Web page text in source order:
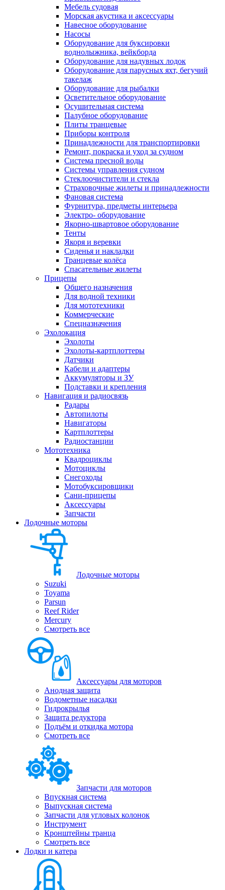
Мебель судовая
Морская акустика и аксессуары
Навесное оборудование
Насосы
Оборудование для буксировки
воднолыжника, вейкборда
Оборудование для надувных лодок
Оборудование для парусных яхт, бегучий
такелаж
Оборудование для рыбалки
Осветительное оборудование
Осушительная система
Палубное оборудование
Плиты транцевые
Приборы контроля
Принадлежности для транспортировки
Ремонт, покраска и уход за судном
Система пресной воды
Системы управления судном
Стеклоочистители и стекла
Страховочные жилеты и принадлежности
Фановая система
Фурнитура, предметы интерьера
Электро- оборудование
Якорно-швартовое оборудование
Тенты
Якоря и веревки
Сиденья и накладки
Транцевые колёса
Спасательные жилеты
Прицепы
Общего назначения
Для водной техники
Для мототехники
Коммерческие
Спецназначения
Эхолокация
Эхолоты
Эхолоты-картплоттеры
Датчики
Кабели и адаптеры
Аккумуляторы и ЗУ
Подставки и крепления
Навигация и радиосвязь
Радары
Автопилоты
Навигаторы
Картплоттеры
Радиостанции
Мототехника
Квадроциклы
Мотоциклы
Снегоходы
Мотобуксировщики
Сани-прицепы
Аксессуары
Запчасти
Лодочные моторы
Лодочные моторы
Suzuki
Toyama
Parsun
Reef Rider
Mercury
Смотреть все
Аксессуары для моторов
Анодная защита
Водометные насадки
Гидрокрылья
Защита редуктора
Подъём и откидка мотора
Смотреть все
Запчасти для моторов
Впускная система
Выпускная система
Запчасти для угловых колонок
Инструмент
Кронштейны транца
Смотреть все
Лодки и катера